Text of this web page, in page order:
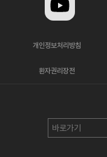
개인정보처리방침
환자권리장전
바로가기